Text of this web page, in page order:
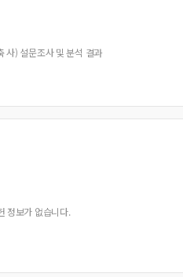
사) 설문조사 및 분석 결과
정보가 없습니다.